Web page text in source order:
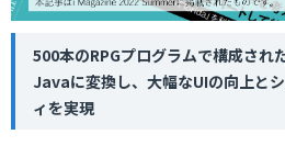
500本のRPGプログラムで構成され
Javaに変換し、大幅なUIの向上と
ィを実現